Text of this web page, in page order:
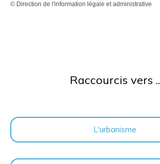
© Direction de l'information légale et administrative
Raccourcis vers ..
L'urbanisme